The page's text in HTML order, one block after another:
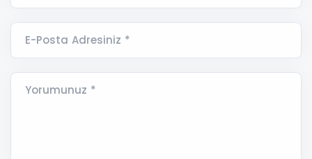
E-Posta Adresiniz *
Yorumunuz *